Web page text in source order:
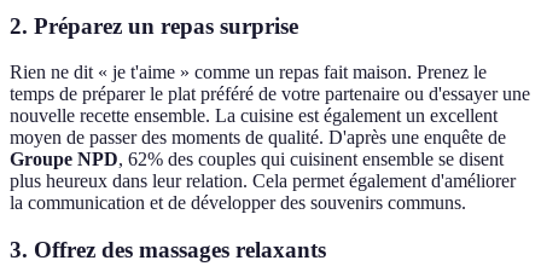
2. Préparez un repas surprise
Rien ne dit « je t'aime » comme un repas fait maison. Prenez le
temps de préparer le plat préféré de votre partenaire ou d'essayer une
nouvelle recette ensemble. La cuisine est également un excellent
moyen de passer des moments de qualité. D'après une enquête de
Groupe NPD, 62% des couples qui cuisinent ensemble se disent
plus heureux dans leur relation. Cela permet également d'améliorer
la communication et de développer des souvenirs communs.
3. Offrez des massages relaxants